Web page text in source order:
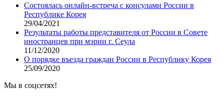
Состоялась онлайн-встреча с консулами России в
Республике Корея
29/04/2021
Результаты работы представителя от России в Совете
иностранцев при мэрии г. Сеула
11/12/2020
О порядке въезда граждан России в Республику Корея
25/09/2020
Мы в соцсетях!